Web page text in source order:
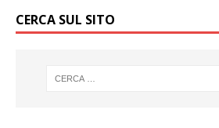
CERCA SUL SITO